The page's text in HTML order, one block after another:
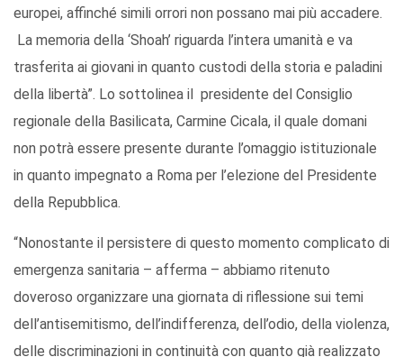
europei, affinché simili orrori non possano mai più accadere.
La memoria della ‘Shoah’ riguarda l’intera umanità e va
trasferita ai giovani in quanto custodi della storia e paladini
della libertà”. Lo sottolinea il presidente del Consiglio
regionale della Basilicata, Carmine Cicala, il quale domani
non potrà essere presente durante l’omaggio istituzionale
in quanto impegnato a Roma per l’elezione del Presidente
della Repubblica.
“Nonostante il persistere di questo momento complicato di
emergenza sanitaria – afferma – abbiamo ritenuto
doveroso organizzare una giornata di riflessione sui temi
dell’antisemitismo, dell’indifferenza, dell’odio, della violenza,
delle discriminazioni in continuità con quanto già realizzato